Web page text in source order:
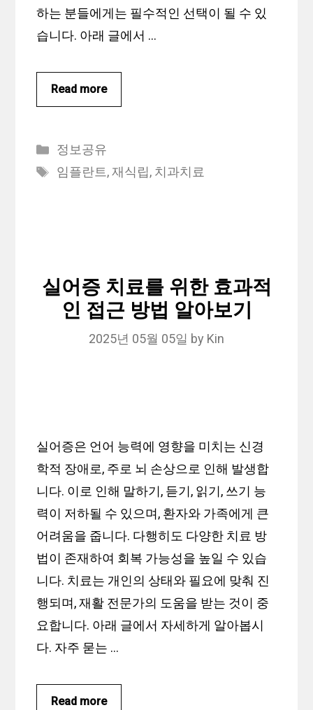
하는 분들에게는 필수적인 선택이 될 수 있
습니다. 아래 글에서 …
Read more
Categories
정보공유
Tags
임플란트,재식립, 치과치료
실어증 치료를 위한 효과적
인 접근 방법 알아보기
2025년 05월 05일 by Kin
실어증은 언어 능력에 영향을 미치는 신경
학적 장애로, 주로 뇌 손상으로 인해 발생합
니다. 이로 인해 말하기, 듣기, 읽기, 쓰기 능
력이 저하될 수 있으며, 환자와 가족에게 큰
어려움을 줍니다. 다행히도 다양한 치료 방
법이 존재하여 회복 가능성을 높일 수 있습
니다. 치료는 개인의 상태와 필요에 맞춰 진
행되며, 재활 전문가의 도움을 받는 것이 중
요합니다. 아래 글에서 자세하게 알아봅시
다. 자주 묻는 …
Read more